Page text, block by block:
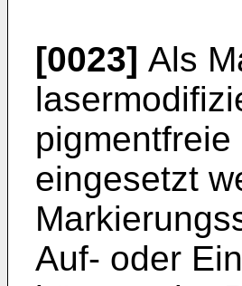
[0023] Als
eingesetzt
Auf- oder